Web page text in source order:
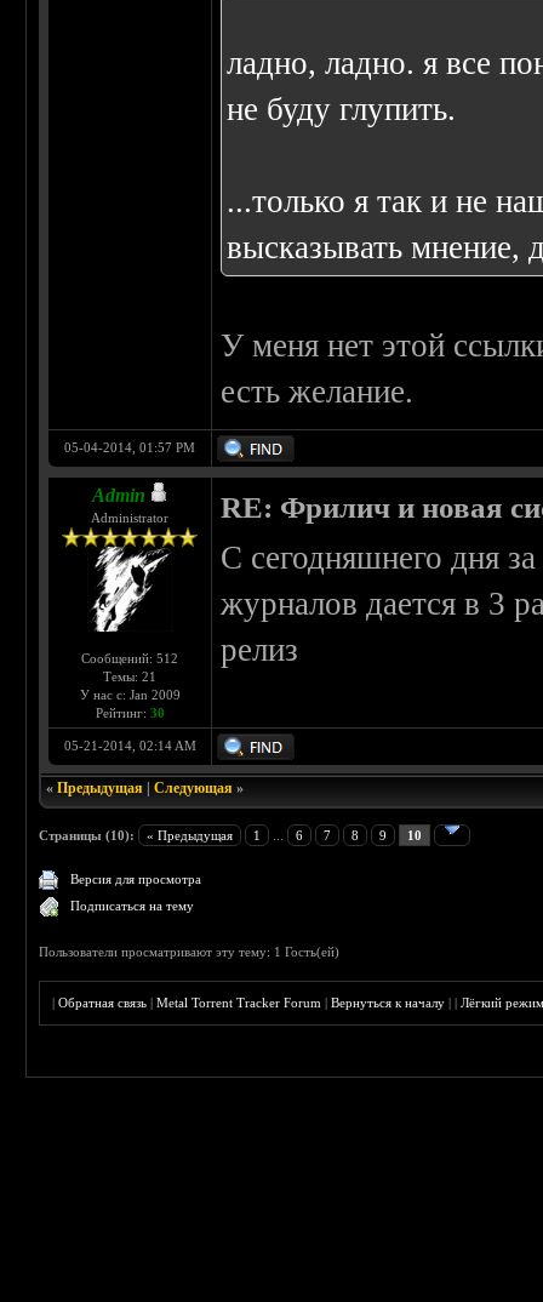
ладно, ладно. я все
не буду глупить.
...только я так и не
высказывать мнение,
У меня нет этой
есть желание.
05-04-2014, 01:57 PM
Admin
Administrator
Сообщений: 512
Темы: 21
У нас с: Jan 2009
Рейтинг: 30
RE: Фрилич и новая
С сегодняшнего дня
журналов дается в 3
релиз
05-21-2014, 02:14 AM
«Предыдущая |Следующая »
Страницы (10): « Предыдущая 1 6 7 8 9 10
Версия для просмотра
Подписаться на тему
Пользователи просматривают эту тему: 1 Гость(ей)
|Обратная связь |Metal Torrent Tracker Forum |Вернуться к началу ||Лёгкий